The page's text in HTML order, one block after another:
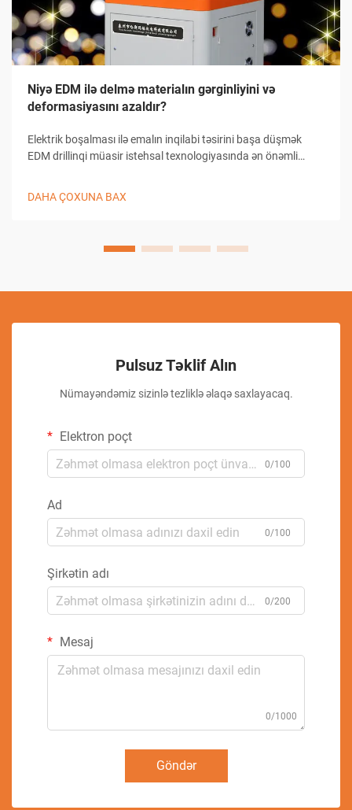
Niyə EDM ilə delmə materialın gərginliyini və
deformasiyasını azaldır?
Elektrik boşalması ilə emalın inqilabi təsirini başa düşmək
EDM drillinqi müasir istehsal texnologiyasında ən önəmli
DAHA ÇOXUNA BAX
Pulsuz Təklif Alın
Nümayəndəmiz sizinlə tezliklə əlaqə saxlayacaq.
Elektron poçt
0/100
Ad
0/100
Şirkətin adı
0/200
Mesaj
0/1000
Göndər